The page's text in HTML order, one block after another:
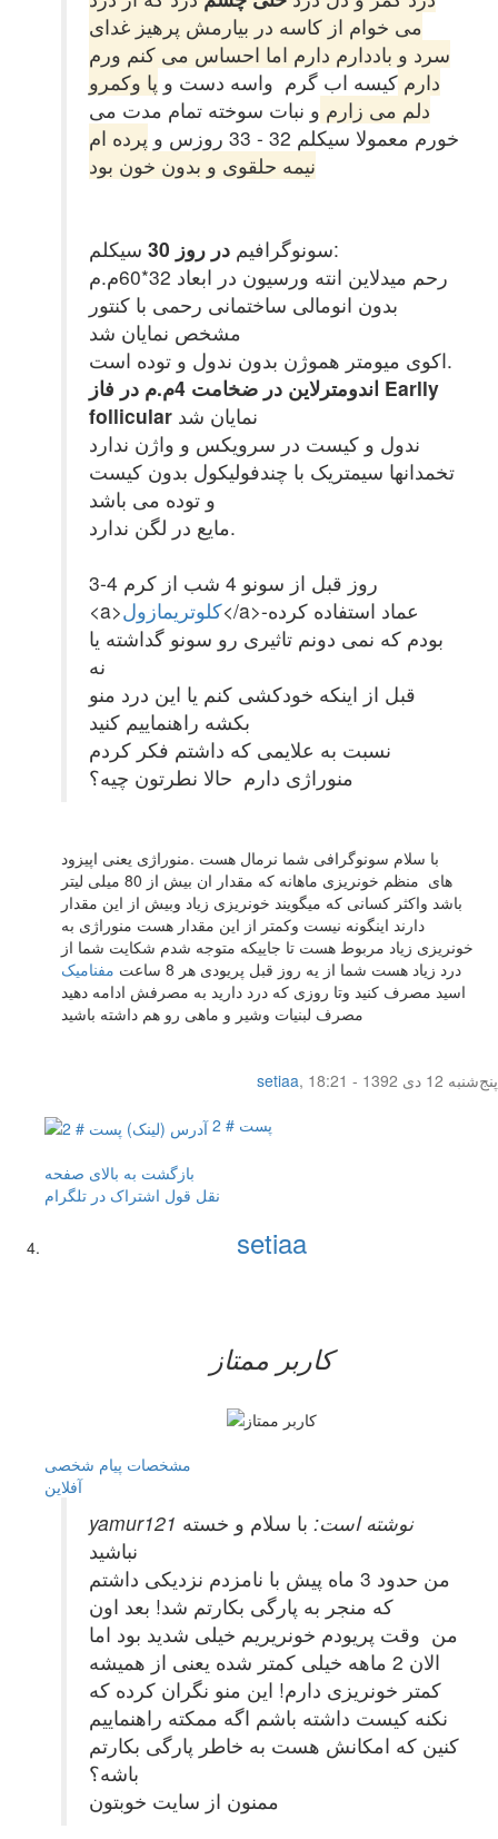
می خوام از کاسه در بیارمش پرهیز غدای
سرد و باددارم دارم اما احساس می کنم ورم
دارم کیسه اب گرم واسه دست و پا وکمرو
دلم می زارم و نبات سوخته تمام مدت می
خورم معمولا سیکلم 32 - 33 روزس و
پرده ام
نیمه حلقوی و بدون خون بود
سونوگرافیم در روز 30
سیکلم:
رحم میدلاین انته ورسیون در ابعاد 32*60م.م
بدون انومالی ساختمانی رحمی با کنتور
مشخص نمایان شد
اکوی میومتر هموژن بدون ندول و توده است.
اندومترلاین در ضخامت 4م.م در فاز Earlly
follicular نمایان شد
ندول و کیست در سرویکس و واژن ندارد
تخمدانها سیمتریک با چندفولیکول بدون کیست
و توده می باشد
مایع در لگن ندارد.
3-4 روز قبل از سونو 4 شب از کرم
<a>کلوتریمازول</a>-عماد استفاده کرده
بودم که نمی دونم تاثیری رو سونو گداشته یا
نه
قبل از اینکه خودکشی کنم یا این درد منو
بکشه راهنماییم کنید
نسبت به علایمی که داشتم فکر کردم
منوراژی دارم حالا نطرتون چیه؟
با سلام سونوگرافی شما نرمال هست .منوراژی یعنی اپیزود
های منظم خونریزی ماهانه که مقدار ان بیش از 80 میلی لیتر
باشد واکثر کسانی که میگویند خونریزی زیاد وبیش از این مقدار
دارند اینگونه نیست وکمتر از این مقدار هست منوراژی به
خونریزی زیاد مربوط هست تا جاییکه متوجه شدم شکایت شما از
درد زیاد هست شما از یه روز قبل پریودی هر 8 ساعت
مفنامیک
اسید مصرف کنید وتا روزی که درد دارید به مصرفش ادامه دهید
مصرف لبنیات وشیر و ماهی رو هم داشته باشید
setiaa,
پنج‌شنبه 12 دی 1392 - 18:21
پست # 2
بازگشت به بالای صفحه
نقل قول اشتراک در تلگرام
setiaa
کاربر ممتاز
مشخصات پیام شخصی
آفلاين
yamur121 نوشته است: با سلام و خسته
نباشید
من حدود 3 ماه پیش با نامزدم نزدیکی داشتم
که منجر به پارگی بکارتم شد! بعد اون
من وقت پریودم خونریریم خیلی شدید بود اما
الان 2 ماهه خیلی کمتر شده یعنی از همیشه
کمتر خونریزی دارم! این منو نگران کرده که
نکنه کیست داشته باشم اگه ممکته راهنماییم
کنین که امکانش هست به خاطر پارگی بکارتم
باشه؟
ممنون از سایت خوبتون